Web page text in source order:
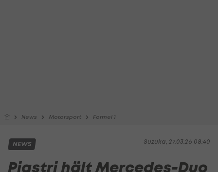
News Motorsport Formel 1
Suzuka, 27.03.26 08:40
NEWS
Piastri hält Mercedes-Duo